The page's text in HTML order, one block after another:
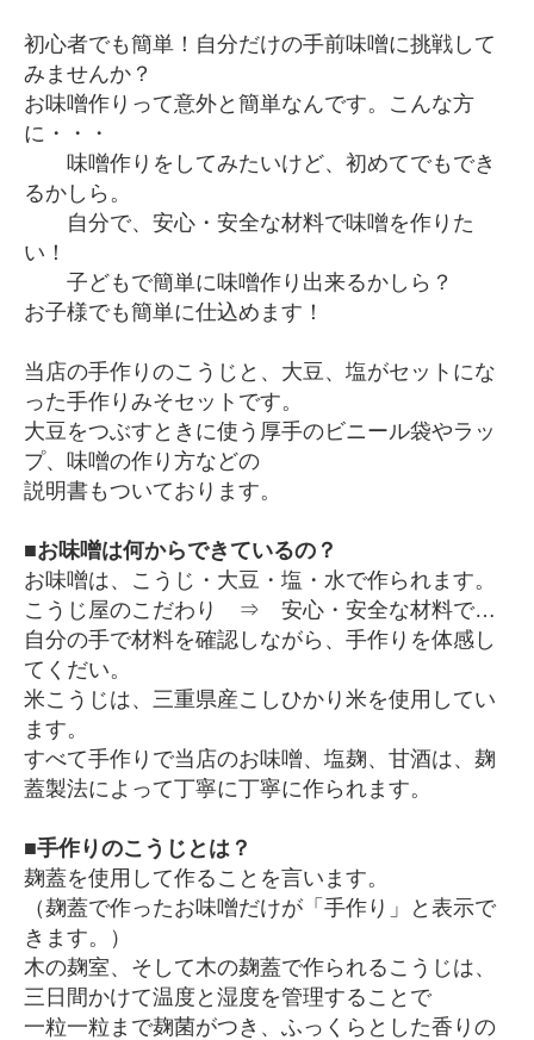
初心者でも簡単！自分だけの手前味噌に挑戦して
みませんか？
お味噌作りって意外と簡単なんです。こんな方
に・・・
味噌作りをしてみたいけど、初めてでもでき
るかしら。
自分で、安心・安全な材料で味噌を作りた
い！
子どもで簡単に味噌作り出来るかしら？
お子様でも簡単に仕込めます！
当店の手作りのこうじと、大豆、塩がセットにな
った手作りみそセットです。
大豆をつぶすときに使う厚手のビニール袋やラッ
プ、味噌の作り方などの
説明書もついております。
■お味噌は何からできているの？
お味噌は、こうじ・大豆・塩・水で作られます。
こうじ屋のこだわり ⇒ 安心・安全な材料で…
自分の手で材料を確認しながら、手作りを体感し
てくだい。
米こうじは、三重県産こしひかり米を使用してい
ます。
すべて手作りで当店のお味噌、塩麹、甘酒は、麹
蓋製法によって丁寧に丁寧に作られます。
■手作りのこうじとは？
麹蓋を使用して作ることを言います。
（麹蓋で作ったお味噌だけが「手作り」と表示で
きます。）
木の麹室、そして木の麹蓋で作られるこうじは、
三日間かけて温度と湿度を管理することで
一粒一粒まで麹菌がつき、ふっくらとした香りの